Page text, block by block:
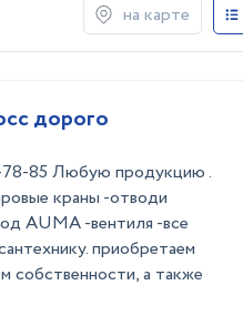
на карте
дорого
78-85 Любую продукцию .
краны -отводи
AUMA -вентиля -все
приобретаем
собственности, а также